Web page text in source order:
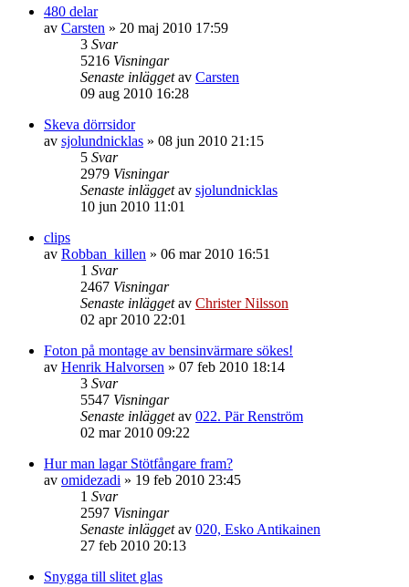
480 delar
av Carsten » 20 maj 2010 17:59
3 Svar
5216 Visningar
Senaste inläggetav Carsten
09 aug 2010 16:28
Skeva dörrsidor
av sjolundnicklas » 08 jun 2010 21:15
5 Svar
2979 Visningar
Senaste inläggetav sjolundnicklas
10 jun 2010 11:01
clips
av Robban_killen » 06 mar 2010 16:51
1 Svar
2467 Visningar
Senaste inläggetav Christer Nilsson
02 apr 2010 22:01
Foton på montage av bensinvärmare sökes!
av Henrik Halvorsen » 07 feb 2010 18:14
3 Svar
5547 Visningar
Senaste inläggetav 022. Pär Renström
02 mar 2010 09:22
Hur man lagar Stötfångare fram?
av omidezadi » 19 feb 2010 23:45
1 Svar
2597 Visningar
Senaste inläggetav 020, Esko Antikainen
27 feb 2010 20:13
Snygga till slitet glas